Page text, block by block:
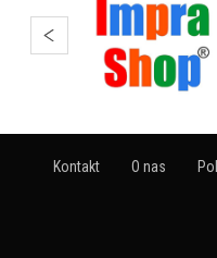
Kontakt O nas